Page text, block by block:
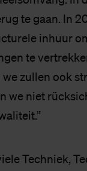
te gaan. In
inhuur
te
zullen ook
we niet
Techniek,